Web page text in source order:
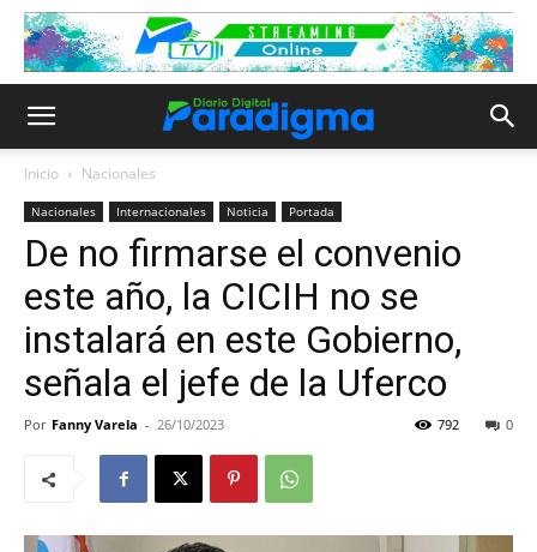
Inicio Nacionales
Nacionales Internacionales Noticia Portada
De no firmarse el convenio
este año, la CICIH no se
instalará en este Gobierno,
señala el jefe de la Uferco
Por Fanny Varela - 26/10/2023 0
792